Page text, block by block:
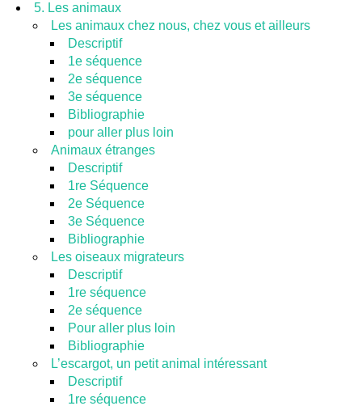
5. Les animaux
Les animaux chez nous, chez vous et ailleurs
Descriptif
1e séquence
2e séquence
3e séquence
Bibliographie
pour aller plus loin
Animaux étranges
Descriptif
1re Séquence
2e Séquence
3e Séquence
Bibliographie
Les oiseaux migrateurs
Descriptif
1re séquence
2e séquence
Pour aller plus loin
Bibliographie
L’escargot, un petit animal intéressant
Descriptif
1re séquence